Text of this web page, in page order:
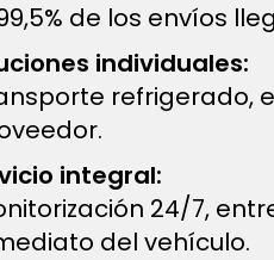
de los envíos
individuales:
refrigerado,
integral:
24/7,
del vehículo.